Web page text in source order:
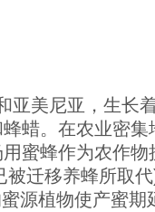
亚美尼亚，生长
蜡。在农业密集
蜜蜂作为农作物
迁移养蜂所取
源植物使产蜜期